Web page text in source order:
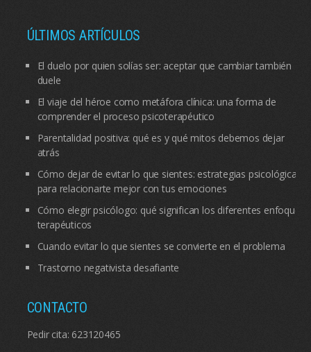
ÚLTIMOS ARTÍCULOS
El duelo por quien solías ser: aceptar que cambiar también
duele
El viaje del héroe como metáfora clínica: una forma de
comprender el proceso psicoterapéutico
Parentalidad positiva: qué es y qué mitos debemos dejar
atrás
Cómo dejar de evitar lo que sientes: estrategias psicológicas
para relacionarte mejor con tus emociones
Cómo elegir psicólogo: qué significan los diferentes enfoques
terapéuticos
Cuando evitar lo que sientes se convierte en el problema
Trastorno negativista desafiante
CONTACTO
Pedir cita: 623120465